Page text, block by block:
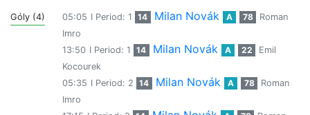
Góly (4) 05:05 I Period: 1 14 Milan Novák A 78
Roman
Imro
13:50 I Period: 1 14 Milan Novák A 22
Emil
Kocourek
05:35 I Period: 2 14 Milan Novák A 78
Roman
Imro